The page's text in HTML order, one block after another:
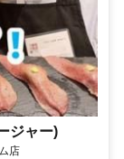
ジャー)
店